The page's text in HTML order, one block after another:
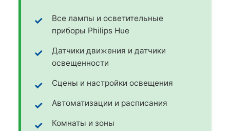
Все лампы и осветительные
приборы Philips Hue
Датчики движения и датчики
освещенности
Сцены и настройки освещения
Автоматизации и расписания
Комнаты и зоны